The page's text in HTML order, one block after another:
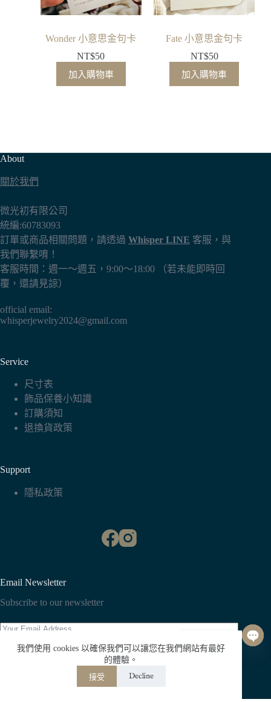
我們使用 cookies 以確保我們可以讓您在我們網站有最好
的體驗。
接受 Decline
Wonder 小意思金句卡
NT$50
加入購物車
Fate 小意思金句卡
NT$50
加入購物車
About
關於我們
微光初有限公司
統編:60783093
訂單或商品相關問題，請透過 Whisper LINE 客服，與
我們聯繫唷！
客服時間：週一～週五，9:00～18:00 （若未能即時回
覆，還請見諒）
official email:
whisperjewelry2024@gmail.com
Service
尺寸表
飾品保養小知識
訂購須知
退換貨政策
Support
隱私政策
Email Newsletter
Subscribe to our newsletter
O